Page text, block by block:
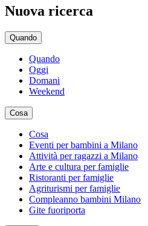
Nuova ricerca
Quando
Quando
Oggi
Domani
Weekend
Cosa
Cosa
Eventi per bambini a Milano
Attività per ragazzi a Milano
Arte e cultura per famiglie
Ristoranti per famiglie
Agriturismi per famiglie
Compleanno bambini Milano
Gite fuoriporta